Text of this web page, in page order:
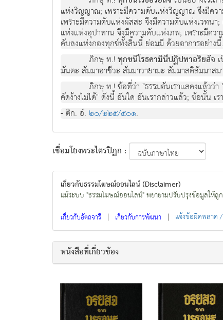
แหงวิญญาณ; เพราะมีความดับแหงวิญญาณ จึงมีคว
เพราะมีความดับแหงผัสสะ จึงมีความดับแหงเวทน
แหงแหงอุปาทาน จึงมีความดับแหงภพ; เพราะมี
ดับลงแหงกองทุกขทั้งสิ้นนี้ ยอมมี ดวยอาการอยา
ภิกษุ ท.!ทุกขนิโรธคามินีปฏิปทาอริยสัจ
มันตะ สัมมาอาชีวะ สัมมาวายามะ สัมมาสติสัมมาสม
ภิกษุ ท.! ขอที่วา "ธรรมอันเราแสดงแลวว
คัดงางไมได" ดังนี้ อันใด อันเรากลาวแลว; ขอนั้น
- ติก. อํ. ๒๐/๒๒๕/๕๐๑.
เชื่อมโยงพระไตรปิฏก :
เกี่ยวกับธรรมโฆษณ์ออนไลน์ (Disclaimer)
แม้ระบบ "ธรรมโฆษณ์ออนไลน์" พยายามปรับปรุงข้อมูลให้
เกี่ยวกับอัตถจารี | เกี่ยวกับการพัฒนา | แจ้งข้อผิดพลาด
หนังสือที่เกี่ยวข้อง